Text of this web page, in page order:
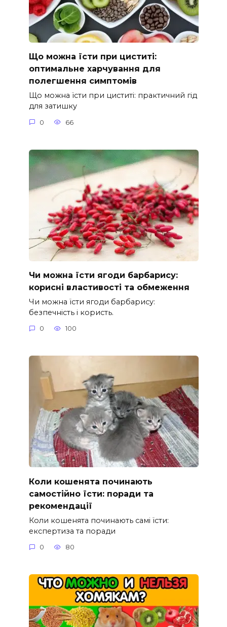
Що можна їсти при циститі:
оптимальне харчування для
полегшення симптомів
Що можна їсти при циститі: практичний гід
для затишку
0 66
Чи можна їсти ягоди барбарису:
корисні властивості та обмеження
Чи можна їсти ягоди барбарису:
безпечність і користь.
0 100
Коли кошенята починають
самостійно їсти: поради та
рекомендації
Коли кошенята починають самі їсти:
експертиза та поради
0 80